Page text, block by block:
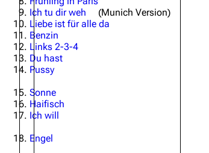
Oliver Riedel
Christoph Schneider
Till Lindemann
Christian Lorenz
Ich tu dir weh
(Munich Version)
Liebe ist für alle da
Benzin
Links 2-3-4
Du hast
Pussy
Sonne
Haifisch
Ich will
Engel